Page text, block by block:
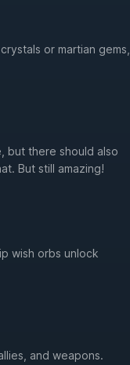
or martian gems,
but there should also
But still amazing!
wish orbs unlock
and weapons.